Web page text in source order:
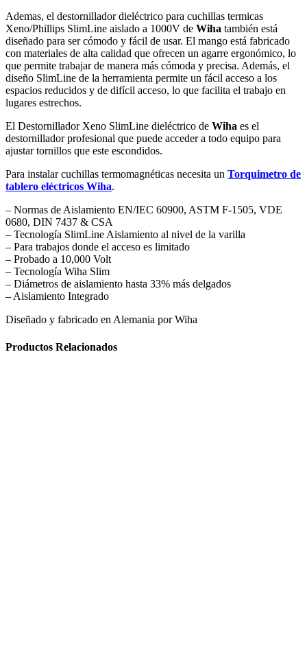
Ademas, el destornillador dieléctrico para cuchillas termicas
Xeno/Phillips SlimLine aislado a 1000V de Wiha también está
diseñado para ser cómodo y fácil de usar. El mango está fabricado
con materiales de alta calidad que ofrecen un agarre ergonómico, lo
que permite trabajar de manera más cómoda y precisa. Además, el
diseño SlimLine de la herramienta permite un fácil acceso a los
espacios reducidos y de difícil acceso, lo que facilita el trabajo en
lugares estrechos.
El Destornillador Xeno SlimLine dieléctrico de Wiha es el
destornillador profesional que puede acceder a todo equipo para
ajustar tornillos que este escondidos.
Para instalar cuchillas termomagnéticas necesita un Torquimetro de
tablero eléctricos Wiha.
– Normas de Aislamiento EN/IEC 60900, ASTM F-1505, VDE
0680, DIN 7437 & CSA
– Tecnología SlimLine Aislamiento al nivel de la varilla
– Para trabajos donde el acceso es limitado
– Probado a 10,000 Volt
– Tecnología Wiha Slim
– Diámetros de aislamiento hasta 33% más delgados
– Aislamiento Integrado
Diseñado y fabricado en Alemania por Wiha
Productos Relacionados